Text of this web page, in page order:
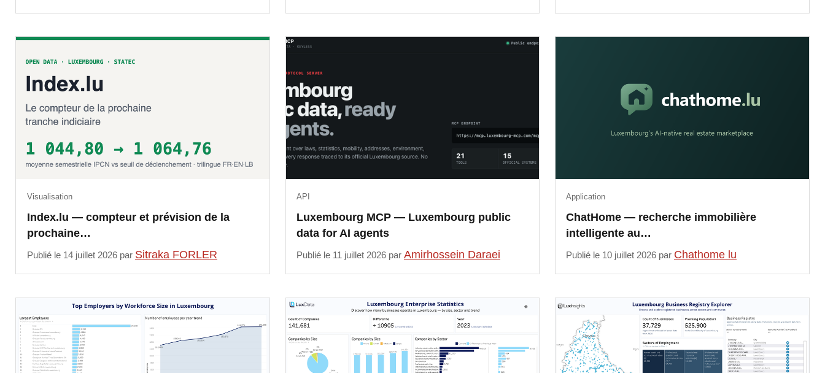
Index.lu — compteur et prévision de la
prochaine…
Visualisation
Publié le 14 juillet 2026 par Sitraka FORLER
Luxembourg MCP — Luxembourg public
data for AI agents
API
Publié le 11 juillet 2026 parAmirhossein Daraei
ChatHome — recherche immobilière
intelligente au…
Application
Publié le 10 juillet 2026 par Chathome lu